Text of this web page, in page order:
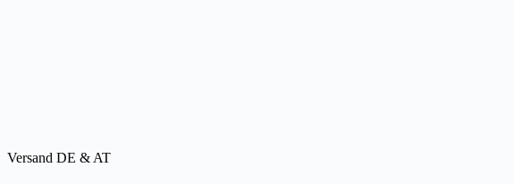
Versand DE & AT